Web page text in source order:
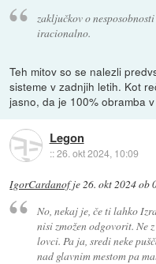
zaključkov o
iracionalno.
Teh mitov so se nalezli
sisteme v zadnjih letih. Kot
jasno, da je 100% obramba
Legon
::26. okt 2024, 10:09
IgorCardanofje26. okt 2024 ob
No, nekaj je, če ti lahko
nisi zmožen odgovorit. Ne
lovci. Pa ja, sredi neke
nad glavnim mestom pa